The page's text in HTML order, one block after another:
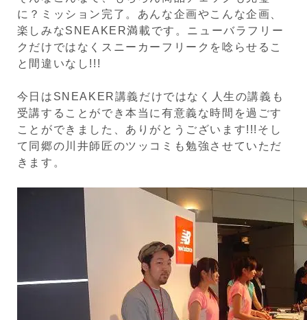
に？ミッション完了。あんな企画やこんな企画、
楽しみなSNEAKER満載です。ニューバラフリー
クだけではなくスニーカーフリークを唸らせるこ
と間違いなし!!!
今日はSNEAKER講義だけではなく人生の講義も
受講することができ本当に有意義な時間を過ごす
ことができました、ありがとうございます!!!そし
て同郷の川井師匠のツッコミも勉強させていただ
きます。